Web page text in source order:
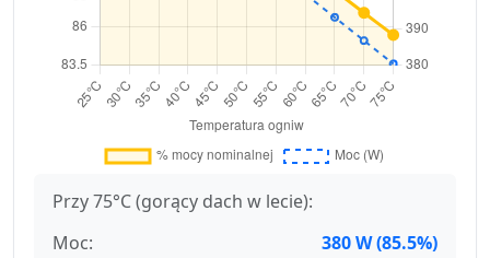
Przy 75°C (gorący dach w lecie):
Moc:
380 W (85.5%)